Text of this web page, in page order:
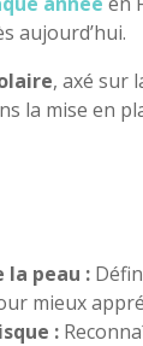
aujourd’hui.
, axé sur
la mise en
la peau :
mieux
: